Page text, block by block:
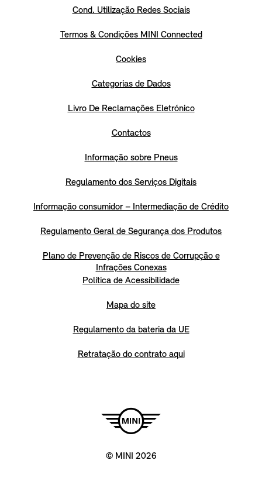
Cond. Utilização Redes Sociais
Termos & Condições MINI Connected
Cookies
Categorias de Dados
Livro De Reclamações Eletrónico
Contactos
Informação sobre Pneus
Regulamento dos Serviços Digitais
Informação consumidor – Intermediação de Crédito
Regulamento Geral de Segurança dos Produtos
Plano de Prevenção de Riscos de Corrupção e
Infrações Conexas
Política de Acessibilidade
Mapa do site
Regulamento da bateria da UE
Retratação do contrato aqui
© MINI 2026